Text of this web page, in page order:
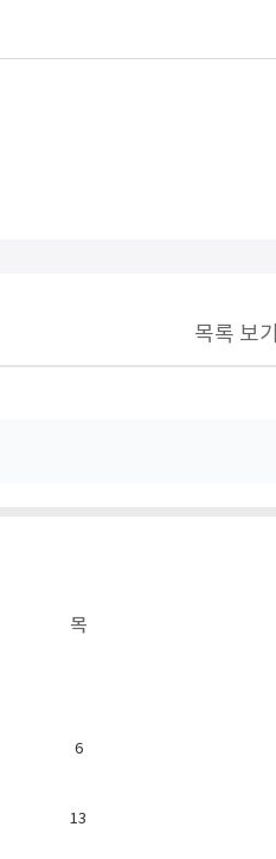
목록 보기
목
6
13